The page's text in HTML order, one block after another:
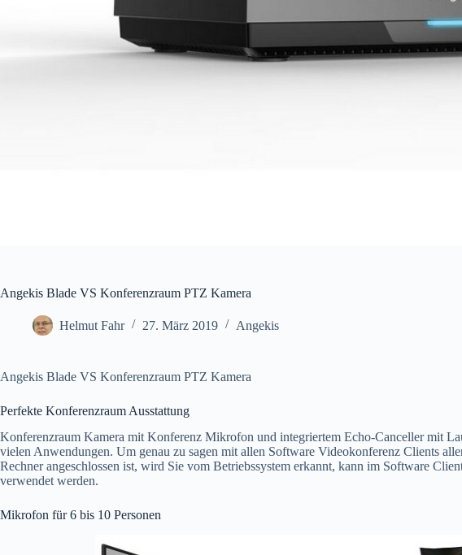
Angekis Blade VS Konferenzraum PTZ Kamera
Helmut Fahr 27. März 2019 Angekis
Angekis Blade VS Konferenzraum PTZ Kamera
Perfekte Konferenzraum Ausstattung
Konferenzraum Kamera mit Konferenz Mikrofon und integriertem Echo-Canceller mit
vielen Anwendungen. Um genau zu sagen mit allen Software Videokonferenz Clients
Rechner angeschlossen ist, wird Sie vom Betriebssystem erkannt, kann im Software
verwendet werden.
Mikrofon für 6 bis 10 Personen